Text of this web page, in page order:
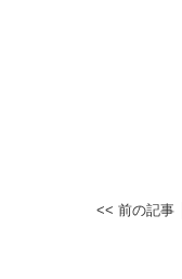
<< 前の記事